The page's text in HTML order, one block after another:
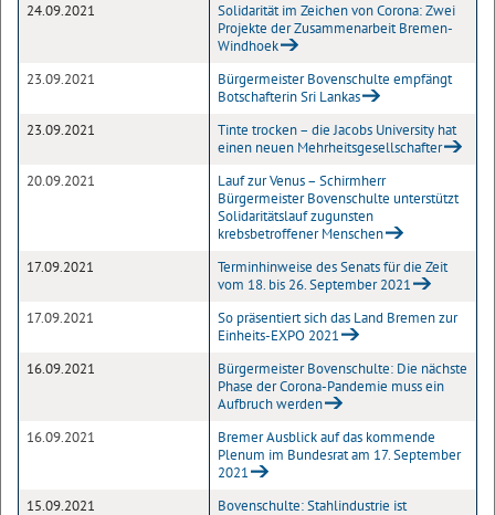
24.09.2021
Solidarität im Zeichen von Corona: Zwei
Projekte der Zusammenarbeit Bremen-
Windhoek
23.09.2021
Bürgermeister Bovenschulte empfängt
Botschafterin Sri Lankas
23.09.2021
Tinte trocken – die Jacobs University hat
einen neuen Mehrheitsgesellschafter
20.09.2021
Lauf zur Venus – Schirmherr
Bürgermeister Bovenschulte unterstützt
Solidaritätslauf zugunsten
krebsbetroffener Menschen
17.09.2021
Terminhinweise des Senats für die Zeit
vom 18. bis 26. September 2021
17.09.2021
So präsentiert sich das Land Bremen zur
Einheits-EXPO 2021
16.09.2021
Bürgermeister Bovenschulte: Die nächste
Phase der Corona-Pandemie muss ein
Aufbruch werden
16.09.2021
Bremer Ausblick auf das kommende
Plenum im Bundesrat am 17. September
2021
15.09.2021
Bovenschulte: Stahlindustrie ist